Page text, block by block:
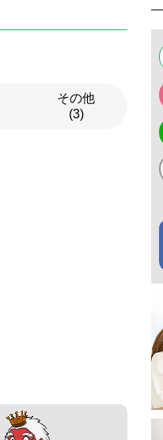
その他
(3)